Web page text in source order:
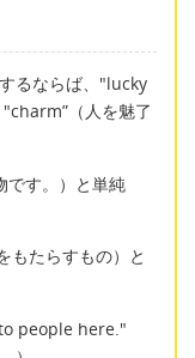
るならば、"lucky
（人を魅了
す。）と単純
たらすもの）と
people here."